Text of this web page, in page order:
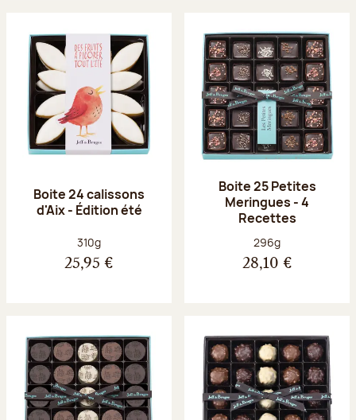
Boite 24 calissons
d'Aix - Édition été
Poids net :
310g
25,95 €
Boite 25 Petites
Meringues - 4
Recettes
Poids net :
296g
28,10 €